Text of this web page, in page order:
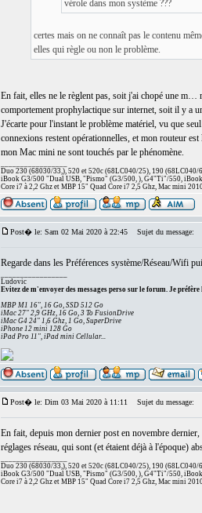
vérole dans mon système ???
certes mais on ne connaît pas le contenu
elles qui règle ou non le problème.
En fait, elles ne le règlent pas, soit j'ai chopé une
comportement prophylactique sur internet, soit il y a
J'écarte pour l'instant le problème matériel, vu que
connexions restent opérationnelles, et mon routeur
mon Mac mini ne sont touchés par le phénomène.
Duo 230 (68030/33,), 520 et 520c (68LC040/25), 190 (68LC040/
iBook G3/500 "Dual USB, "Pismo" (G3/500, ), G4"Ti"/550,
Core i7 à 2,2 Ghz et MBP 15" Quad Core i7 2,5 Ghz, Mac mini
Post� le: Sam 02 Mai 2020 à 22:45 Sujet du message:
Regarde dans les Préférences système/Réseau/Wifi
Ludovic
Evitez de m'envoyer des messages perso sur le forum. Je préfère
MBP M1 16", 16 Go, SSD 512 Go
iMac 27" 2,9 GHz, 16 Go, 3 To FusionDrive
iMac G4 24" 1,6 Ghz, 1 Go, SuperDrive
iPhone 12 mini 128 Go
iPad Pro 11", iPad mini Cellular...
Post� le: Dim 03 Mai 2020 à 11:11 Sujet du message:
En fait, depuis mon dernier post en novembre
réglages réseau, qui sont (et étaient déjà à l'époque)
Duo 230 (68030/33,), 520 et 520c (68LC040/25), 190 (68LC040/
iBook G3/500 "Dual USB, "Pismo" (G3/500, ), G4"Ti"/550,
Core i7 à 2,2 Ghz et MBP 15" Quad Core i7 2,5 Ghz, Mac mini